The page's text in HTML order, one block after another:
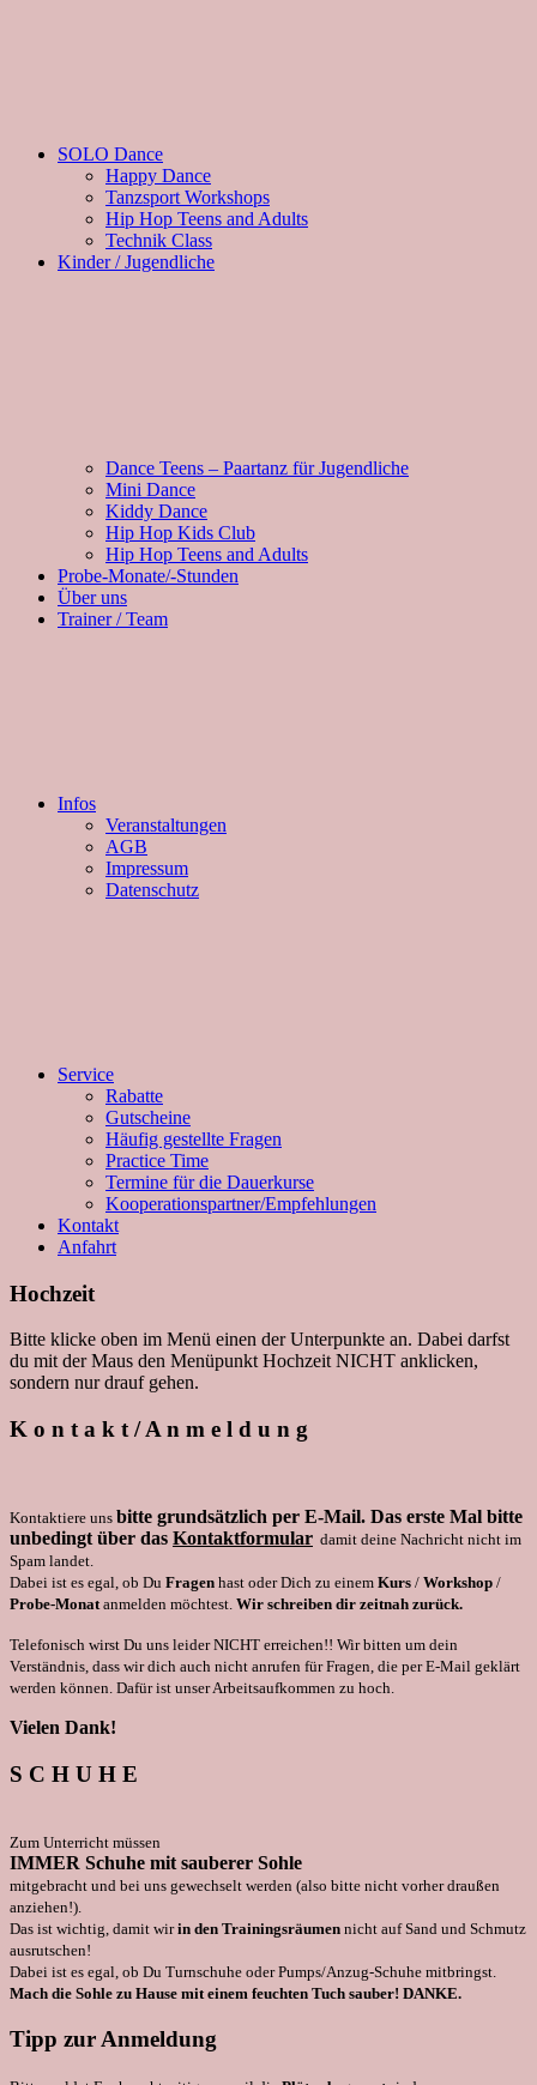
SOLO Dance
Happy Dance
Tanzsport Workshops
Hip Hop Teens and Adults
Technik Class
Kinder / Jugendliche
Dance Teens – Paartanz für Jugendliche
Mini Dance
Kiddy Dance
Hip Hop Kids Club
Hip Hop Teens and Adults
Probe-Monate/-Stunden
Über uns
Trainer / Team
Infos
Veranstaltungen
AGB
Impressum
Datenschutz
Service
Rabatte
Gutscheine
Häufig gestellte Fragen
Practice Time
Termine für die Dauerkurse
Kooperationspartner/Empfehlungen
Kontakt
Anfahrt
Hochzeit
Bitte klicke oben im Menü einen der Unterpunkte an. Dabei darfst
du mit der Maus den Menüpunkt Hochzeit NICHT anklicken,
sondern nur drauf gehen.
K o n t a k t / A n m e l d u n g
Kontaktiere uns bitte grundsätzlich per E-Mail. Das erste Mal bitte
unbedingt über das Kontaktformular damit deine Nachricht nicht im
Spam landet.
Dabei ist es egal, ob Du Fragen hast oder Dich zu einem Kurs / Workshop /
Probe-Monat anmelden möchtest. Wir schreiben dir zeitnah zurück.
Telefonisch wirst Du uns leider NICHT erreichen!! Wir bitten um dein
Verständnis, dass wir dich auch nicht anrufen für Fragen, die per E-Mail geklärt
werden können. Dafür ist unser Arbeitsaufkommen zu hoch.
Vielen Dank!
S C H U H E
Zum Unterricht müssen
IMMER Schuhe mit sauberer Sohle
mitgebracht und bei uns gewechselt werden (also bitte nicht vorher draußen
anziehen!).
Das ist wichtig, damit wirin den Trainingsräumen nicht auf Sand und Schmutz
ausrutschen!
Dabei ist es egal, ob Du Turnschuhe oder Pumps/Anzug-Schuhe mitbringst.
Mach die Sohle zu Hause mit einem feuchten Tuch sauber! DANKE.
Tipp zur Anmeldung